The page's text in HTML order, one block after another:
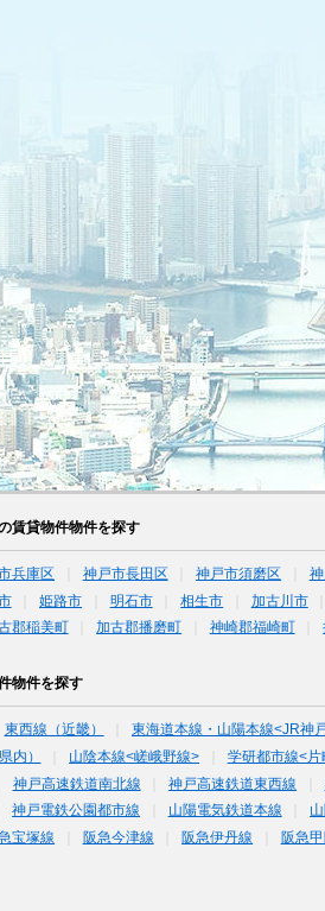
賃貸物件物件を探す
兵庫区 神戸市長田区 神戸市須磨区
姫路市 明石市 相生市 加古川市
郡稲美町 加古郡播磨町 神崎郡福崎町
物件を探す
東西線（近畿） 東海道本線・山陽本線<JR神
内） 山陰本線<嵯峨野線> 学研都市線<
神戸高速鉄道南北線 神戸高速鉄道東西線
神戸電鉄公園都市線 山陽電気鉄道本線
宝塚線 阪急今津線 阪急伊丹線 阪急